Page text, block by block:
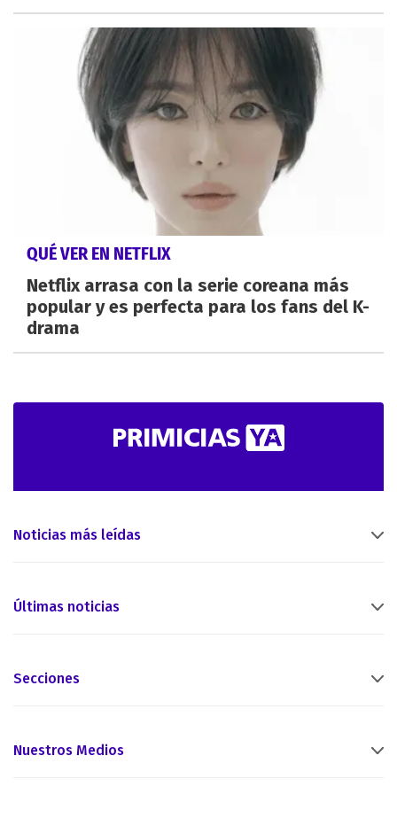
QUÉ VER EN NETFLIX
Netflix arrasa con la serie coreana más
popular y es perfecta para los fans del K-
drama
Noticias más leídas
Últimas noticias
Secciones
Nuestros Medios